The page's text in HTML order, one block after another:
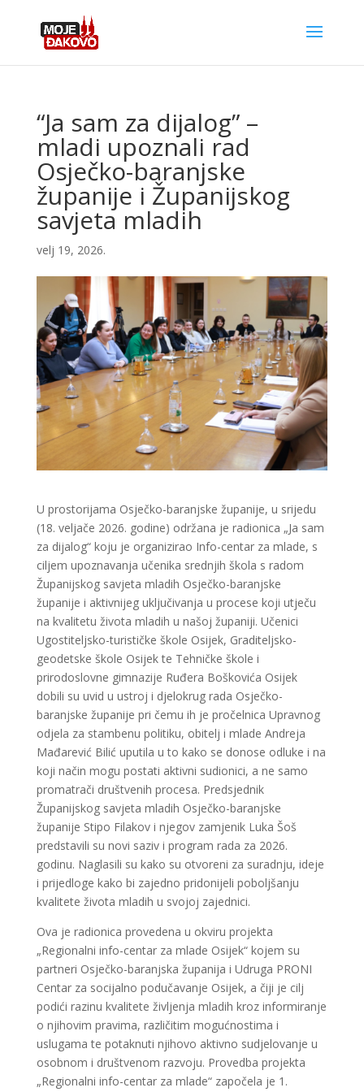
“Ja sam za dijalog” –
mladi upoznali rad
Osječko-baranjske
županije i Županijskog
savjeta mladih
velj 19, 2026.
U prostorijama Osječko-baranjske županije, u srijedu
(18. veljače 2026. godine) održana je radionica „Ja sam
za dijalog“ koju je organizirao Info-centar za mlade, s
ciljem upoznavanja učenika srednjih škola s radom
Županijskog savjeta mladih Osječko-baranjske
županije i aktivnijeg uključivanja u procese koji utječu
na kvalitetu života mladih u našoj županiji. Učenici
Ugostiteljsko-turističke škole Osijek, Graditeljsko-
geodetske škole Osijek te Tehničke škole i
prirodoslovne gimnazije Ruđera Boškovića Osijek
dobili su uvid u ustroj i djelokrug rada Osječko-
baranjske županije pri čemu ih je pročelnica Upravnog
odjela za stambenu politiku, obitelj i mlade Andreja
Mađarević Bilić uputila u to kako se donose odluke i na
koji način mogu postati aktivni sudionici, a ne samo
promatrači društvenih procesa. Predsjednik
Županijskog savjeta mladih Osječko-baranjske
županije Stipo Filakov i njegov zamjenik Luka Šoš
predstavili su novi saziv i program rada za 2026.
godinu. Naglasili su kako su otvoreni za suradnju, ideje
i prijedloge kako bi zajedno pridonijeli poboljšanju
kvalitete života mladih u svojoj zajednici.
Ova je radionica provedena u okviru projekta
„Regionalni info-centar za mlade Osijek“ kojem su
partneri Osječko-baranjska županija i Udruga PRONI
Centar za socijalno podučavanje Osijek, a čiji je cilj
podići razinu kvalitete življenja mladih kroz informiranje
o njihovim pravima, različitim mogućnostima i
uslugama te potaknuti njihovo aktivno sudjelovanje u
osobnom i društvenom razvoju. Provedba projekta
„Regionalni info-centar za mlade“ započela je 1.